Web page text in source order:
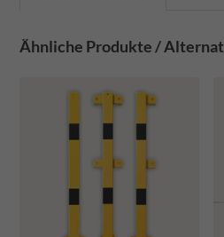
Ähnliche Produkte /